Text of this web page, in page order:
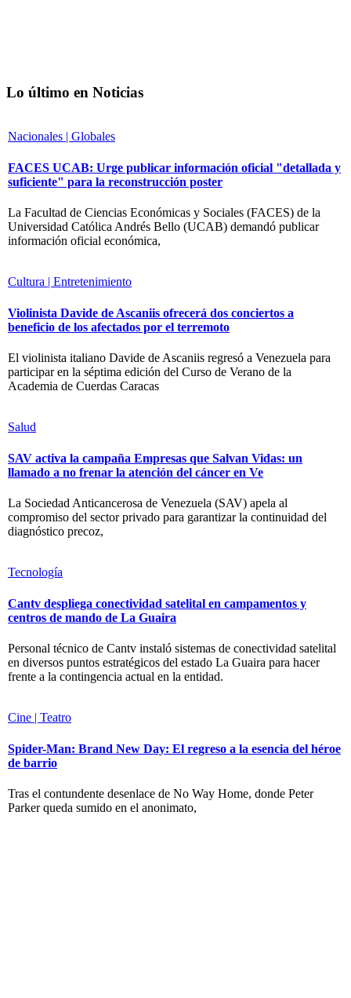
Lo último en Noticias
Nacionales | Globales
FACES UCAB: Urge publicar información oficial "detallada y
suficiente" para la reconstrucción poster
La Facultad de Ciencias Económicas y Sociales (FACES) de la
Universidad Católica Andrés Bello (UCAB) demandó publicar
información oficial económica,
Cultura | Entretenimiento
Violinista Davide de Ascaniis ofrecerá dos conciertos a
beneficio de los afectados por el terremoto
El violinista italiano Davide de Ascaniis regresó a Venezuela para
participar en la séptima edición del Curso de Verano de la
Academia de Cuerdas Caracas
Salud
SAV activa la campaña Empresas que Salvan Vidas: un
llamado a no frenar la atención del cáncer en Ve
La Sociedad Anticancerosa de Venezuela (SAV) apela al
compromiso del sector privado para garantizar la continuidad del
diagnóstico precoz,
Tecnología
Cantv despliega conectividad satelital en campamentos y
centros de mando de La Guaira
Personal técnico de Cantv instaló sistemas de conectividad satelital
en diversos puntos estratégicos del estado La Guaira para hacer
frente a la contingencia actual en la entidad.
Cine | Teatro
Spider-Man: Brand New Day: El regreso a la esencia del héroe
de barrio
Tras el contundente desenlace de No Way Home, donde Peter
Parker queda sumido en el anonimato,